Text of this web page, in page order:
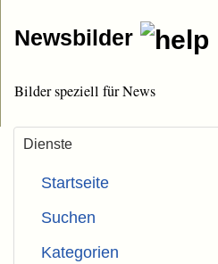
Newsbilder
Bilder speziell für News
Dienste
Startseite
Suchen
Kategorien